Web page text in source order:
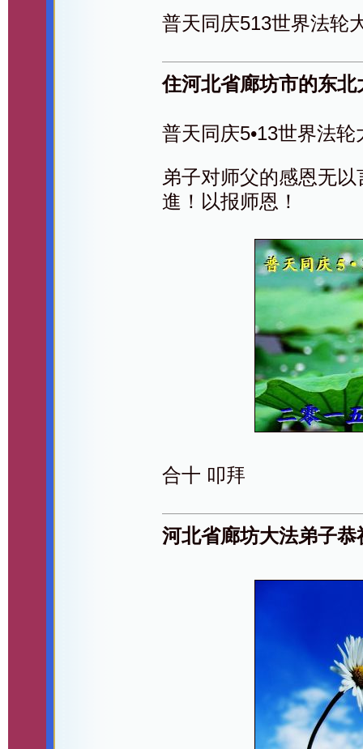
普天同庆513世界法轮
住河北省廊坊市的东
普天同庆5•13世界法轮
弟子对师父的感恩无
進！以报师恩！
合十 叩拜
河北省廊坊大法弟子